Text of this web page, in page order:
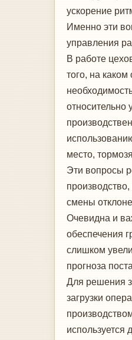
ускорение
Именно эти
управления
В работе
того, на
относительно
место,
Эти вопросы
смены
Очевидна и
обеспечения
слишком
прогноза
Для решения
загрузки